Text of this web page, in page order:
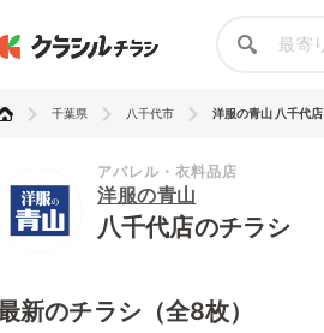
千葉県 八千代市 洋服の青山 八千代店
アパレル・衣料品店
洋服の青山
八千代店のチラシ
新のチラシ（全8枚）